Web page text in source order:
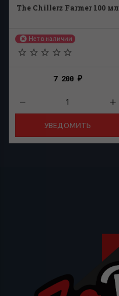
The Chillerz Farmer 100 мл
Нет в наличии
7 200₽
УВЕДОМИТЬ